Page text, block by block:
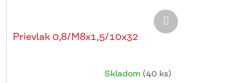
Prievlak 0,8/M8x1,5/10x32
Skladom (40 ks)
Ďalší
produkt